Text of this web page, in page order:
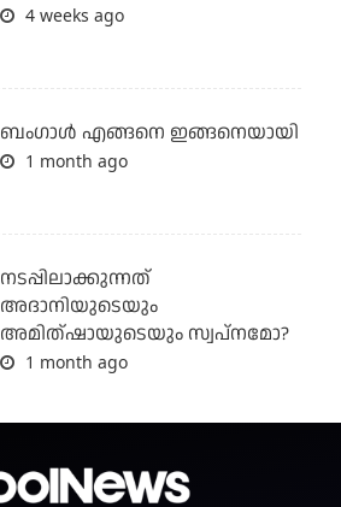
4 weeks ago
ബം​ഗാൾ എങ്ങനെ ഇങ്ങനെയായി
1 month ago
നടപ്പിലാക്കുന്നത്
അദാനിയുടെയും
അമിത്ഷായുടെയും സ്വപ്നമോ?
1 month ago